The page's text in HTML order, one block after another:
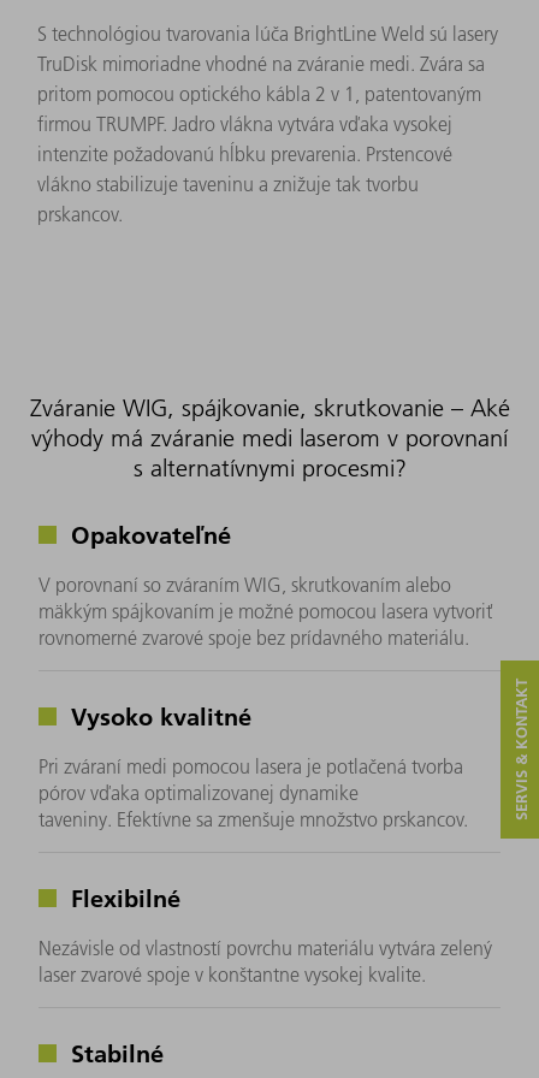
S technológiou tvarovania lúča BrightLine Weld sú lasery
TruDisk mimoriadne vhodné na zváranie medi. Zvára sa
pritom pomocou optického kábla 2 v 1, patentovaným
firmou TRUMPF. Jadro vlákna vytvára vďaka vysokej
intenzite požadovanú hĺbku prevarenia. Prstencové
vlákno stabilizuje taveninu a znižuje tak tvorbu
prskancov.
Zváranie WIG, spájkovanie, skrutkovanie – Aké
výhody má zváranie medi laserom v porovnaní
s alternatívnymi procesmi?
Opakovateľné
V porovnaní so zváraním WIG, skrutkovaním alebo
mäkkým spájkovaním je možné pomocou lasera vytvoriť
rovnomerné zvarové spoje bez prídavného materiálu.
Vysoko kvalitné
Pri zváraní medi pomocou lasera je potlačená tvorba
pórov vďaka optimalizovanej dynamike
taveniny. Efektívne sa zmenšuje množstvo prskancov.
Flexibilné
Nezávisle od vlastností povrchu materiálu vytvára zelený
laser zvarové spoje v konštantne vysokej kvalite.
Stabilné
SERVIS & KONTAKT